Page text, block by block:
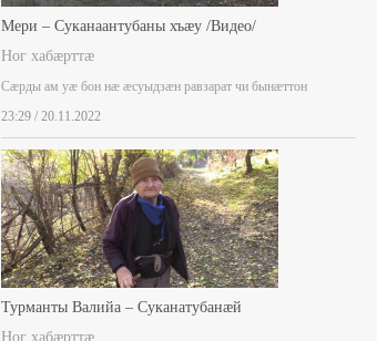
Мери – Суканаантубаны хъæу /Видео/
Ног хабæрттæ
Сæрды ам уæ бон нæ æсуыдзæн равзарат чи бынæттон
23:29 / 20.11.2022
Турманты Валийа – Суканатубанæй
Ног хабæрттæ